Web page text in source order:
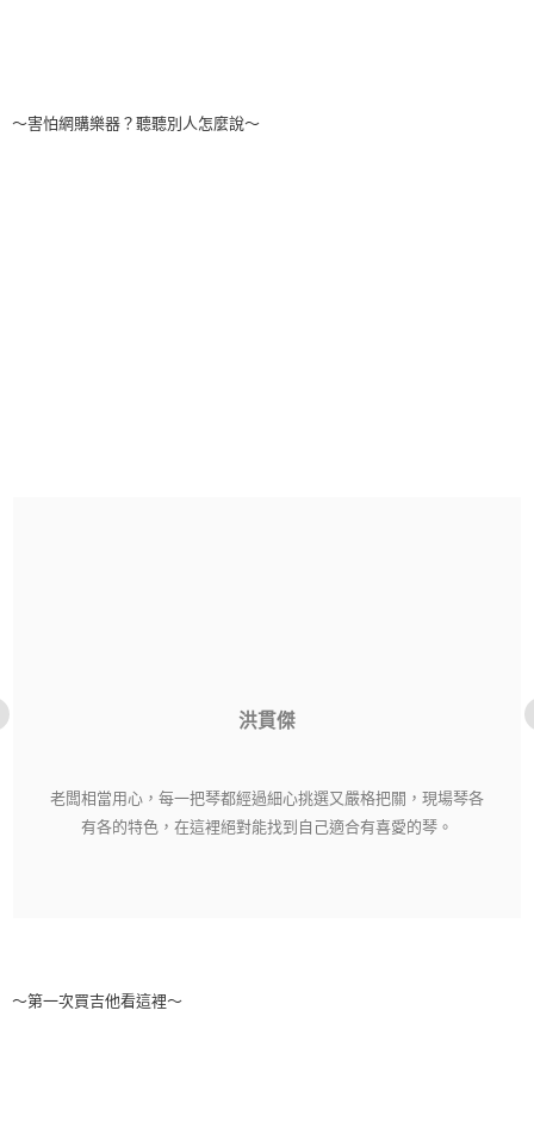
～害怕網購樂器？聽聽別人怎麼說～
洪貫傑
老闆相當用心，每一把琴都經過細心挑選又嚴格把關，現場琴各
有各的特色，在這裡絕對能找到自己適合有喜愛的琴。
～第一次買吉他看這裡～